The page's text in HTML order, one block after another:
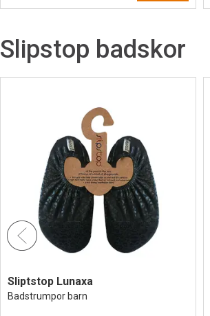
Slipstop badskor
Sliptstop Lunaxa
Badstrumpor barn